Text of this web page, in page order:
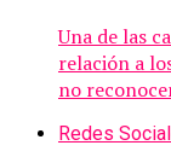
Una de las
relación a
no
Redes